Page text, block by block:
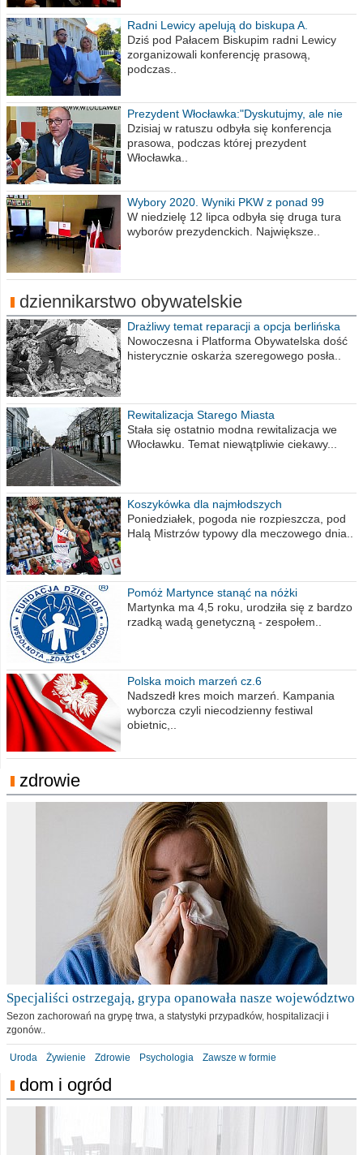
Radni Lewicy apelują do biskupa A.
Wiesława Meringa
Dziś pod Pałacem Biskupim radni Lewicy
zorganizowali konferencję prasową,
podczas..
Prezydent Włocławka:"Dyskutujmy, ale nie
obrażajmy się”
Dzisiaj w ratuszu odbyła się konferencja
prasowa, podczas której prezydent
Włocławka..
Wybory 2020. Wyniki PKW z ponad 99
procent obwodów
W niedzielę 12 lipca odbyła się druga tura
wyborów prezydenckich. Największe..
dziennikarstwo obywatelskie
Drażliwy temat reparacji a opcja berlińska
Nowoczesna i Platforma Obywatelska dość
histerycznie oskarża szeregowego posła..
Rewitalizacja Starego Miasta
Stała się ostatnio modna rewitalizacja we
Włocławku. Temat niewątpliwie ciekawy...
Koszykówka dla najmłodszych
Poniedziałek, pogoda nie rozpieszcza, pod
Halą Mistrzów typowy dla meczowego dnia..
Pomóż Martynce stanąć na nóżki
Martynka ma 4,5 roku, urodziła się z bardzo
rzadką wadą genetyczną - zespołem..
Polska moich marzeń cz.6
Nadszedł kres moich marzeń. Kampania
wyborcza czyli niecodzienny festiwal
obietnic,..
zdrowie
Specjaliści ostrzegają, grypa opanowała nasze województwo
Sezon zachorowań na grypę trwa, a statystyki przypadków, hospitalizacji i
zgonów..
Uroda Żywienie Zdrowie Psychologia Zawsze w formie
dom i ogród